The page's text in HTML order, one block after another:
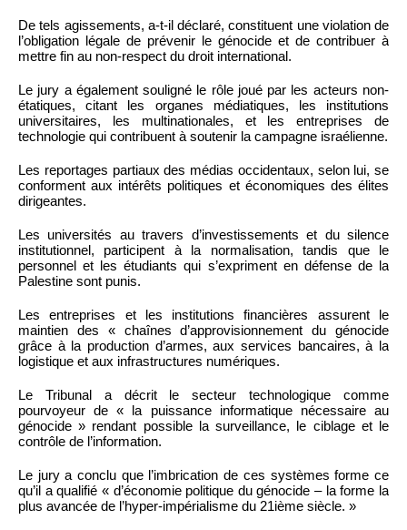
De tels agissements, a-t-il déclaré, constituent une violation de
l’obligation légale de prévenir le génocide et de contribuer à
mettre fin au non-respect du droit international.
Le jury a également souligné le rôle joué par les acteurs non-
étatiques, citant les organes médiatiques, les institutions
universitaires, les multinationales, et les entreprises de
technologie qui contribuent à soutenir la campagne israélienne.
Les reportages partiaux des médias occidentaux, selon lui, se
conforment aux intérêts politiques et économiques des élites
dirigeantes.
Les universités au travers d’investissements et du silence
institutionnel, participent à la normalisation, tandis que le
personnel et les étudiants qui s’expriment en défense de la
Palestine sont punis.
Les entreprises et les institutions financières assurent le
maintien des « chaînes d’approvisionnement du génocide
grâce à la production d’armes, aux services bancaires, à la
logistique et aux infrastructures numériques.
Le Tribunal a décrit le secteur technologique comme
pourvoyeur de « la puissance informatique nécessaire au
génocide » rendant possible la surveillance, le ciblage et le
contrôle de l’information.
Le jury a conclu que l’imbrication de ces systèmes forme ce
qu’il a qualifié « d’économie politique du génocide – la forme la
plus avancée de l’hyper-impérialisme du 21ième siècle. »